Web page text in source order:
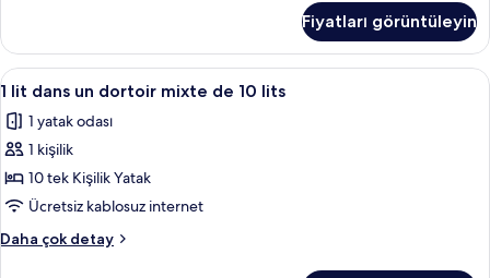
için
tüm
fotoğrafları
görün
dortoir
mixte
de
lits
hakkında
fazla
detay
Fiyatları görüntüleyin
1
lit
dans
un
dortoir
mixte
de
10
Ses yalıtımı, ücretsiz kablosuz İnternet
6
1 lit dans un dortoir mixte de 10 lits
1 yatak odası
1 kişilik
10 tek Kişilik Yatak
Ücretsiz kablosuz internet
Daha çok detay
1